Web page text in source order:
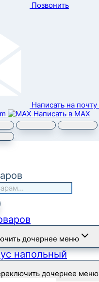
Позвонить
Написать на почту
Написать в MAX
дочернее меню
напольный
дочернее меню